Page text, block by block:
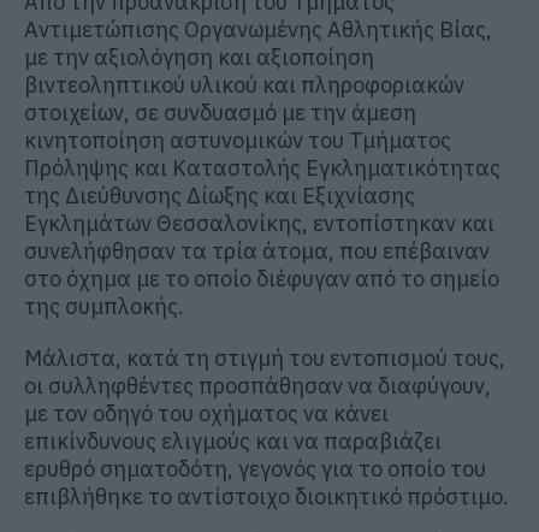
Αντιμετώπισης Οργανωμένης Αθλητικής Βίας,
με την αξιολόγηση και αξιοποίηση
βιντεοληπτικού υλικού και πληροφοριακών
στοιχείων, σε συνδυασμό με την άμεση
κινητοποίηση αστυνομικών του Τμήματος
Πρόληψης και Καταστολής Εγκληματικότητας
της Διεύθυνσης Δίωξης και Εξιχνίασης
Εγκλημάτων Θεσσαλονίκης, εντοπίστηκαν και
συνελήφθησαν τα τρία άτομα, που επέβαιναν
στο όχημα με το οποίο διέφυγαν από το σημείο
της συμπλοκής.
Μάλιστα, κατά τη στιγμή του εντοπισμού τους,
οι συλληφθέντες προσπάθησαν να διαφύγουν,
με τον οδηγό του οχήματος να κάνει
επικίνδυνους ελιγμούς και να παραβιάζει
ερυθρό σηματοδότη, γεγονός για το οποίο του
επιβλήθηκε το αντίστοιχο διοικητικό πρόστιμο.